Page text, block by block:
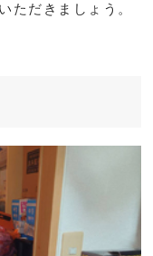
ただきましょう。